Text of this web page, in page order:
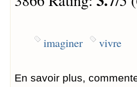
imaginer vivre
En savoir plus,